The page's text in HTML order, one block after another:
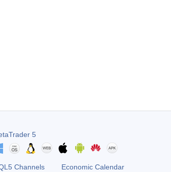
5
Channels Economic Calendar